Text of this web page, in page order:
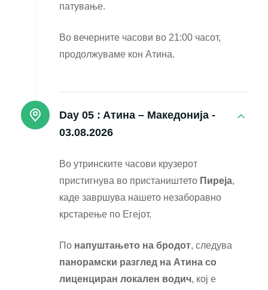
патување.
Во вечерните часови во 21:00 часот,
продолжуваме кон Атина.
Day 05 : Атина – Македонија -
03.08.2026
Во утринските часови крузерот
пристигнува во пристаништето Пиреја,
каде завршува нашето незаборавно
крстарење по Егејот.
По напуштањето на бродот, следува
панорамски разглед на Атина со
лиценциран локален водич, кој е